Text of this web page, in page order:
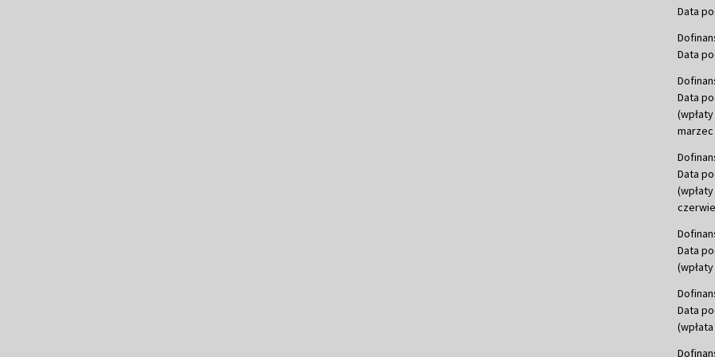
Data
Data
Data
marzec
Data
Data
Data